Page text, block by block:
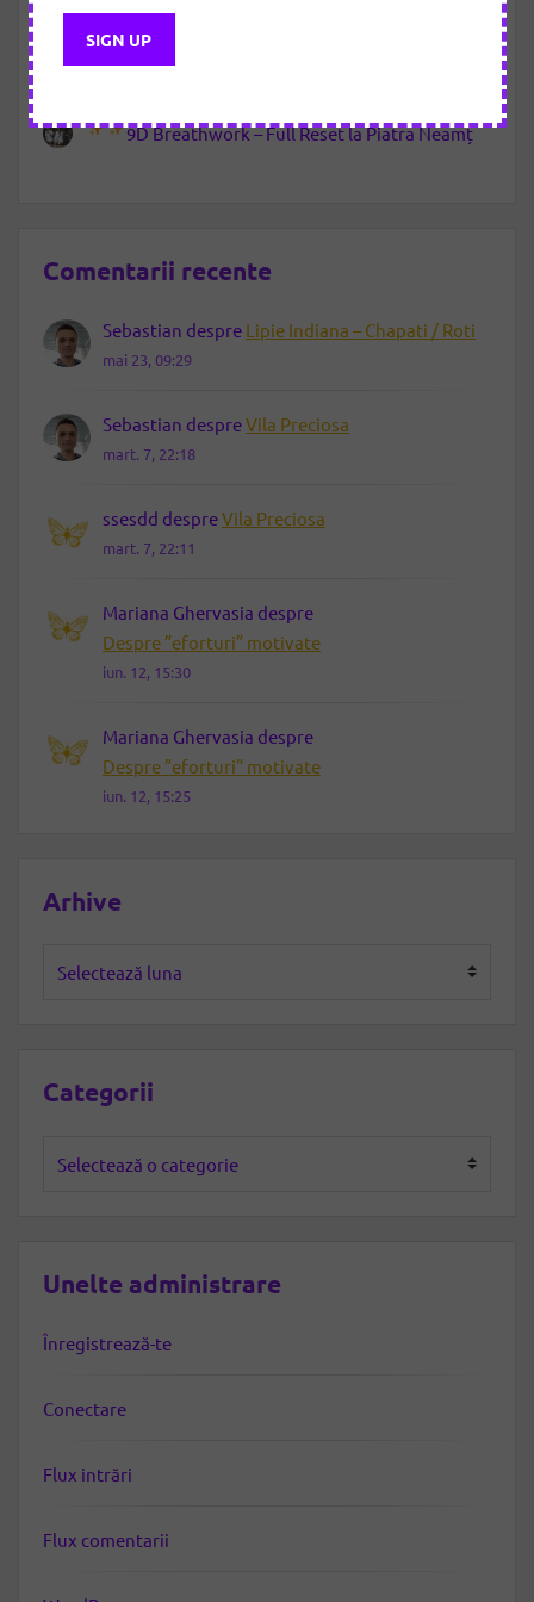
Atelierul culinar de sezon-Gusturi vegane de
toamnă
Letting Go – noua călătorie de eliberare prin 9D
9D Breathwork – Full Reset la Piatra Neamț
Comentarii recente
Sebastian despre Lipie Indiana – Chapati / Roti
mai 23, 09:29
Sebastian despreVila Preciosa
mart. 7, 22:18
ssesdd despreVila Preciosa
mart. 7, 22:11
Mariana Ghervasia despre
Despre ”eforturi” motivate
iun. 12, 15:30
Mariana Ghervasia despre
Despre ”eforturi” motivate
iun. 12, 15:25
Arhive
Categorii
Unelte administrare
Înregistrează-te
Conectare
Flux intrări
Flux comentarii